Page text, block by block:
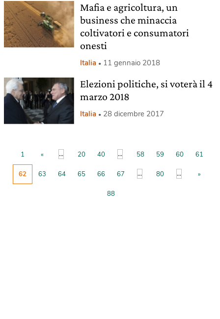
Mafia e agricoltura, un
business che minaccia
coltivatori e consumatori
onesti
Italia 11 gennaio 2018
Elezioni politiche, si voterà il 4
marzo 2018
Italia 28 dicembre 2017
1 « ... 20 40 ... 58 59 60 61
62 63 64 65 66 67 ... 80 ... »
88